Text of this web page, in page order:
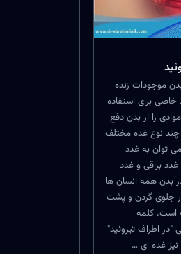
موجودات زنده
برای استفاده
را از بدن دفع
نوع غده مختلف
توان به غدد
بزاقی و غدد
در بدن همه انسان ها
در جلوی گردن و پشت
است. کلمه
"در اطراف تیروئید"
نیز غده ای …